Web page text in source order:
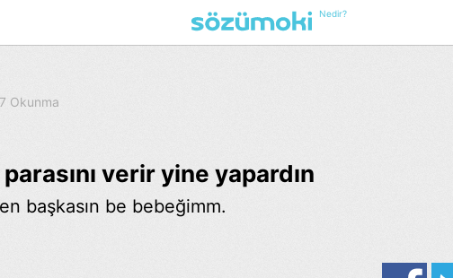
Nedir?
Okunma
verir yine yapardın
başkasın be bebeğimm.